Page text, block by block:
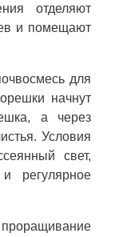
отделяют
и помещают
для
начнут
а через
Условия
свет,
регулярное